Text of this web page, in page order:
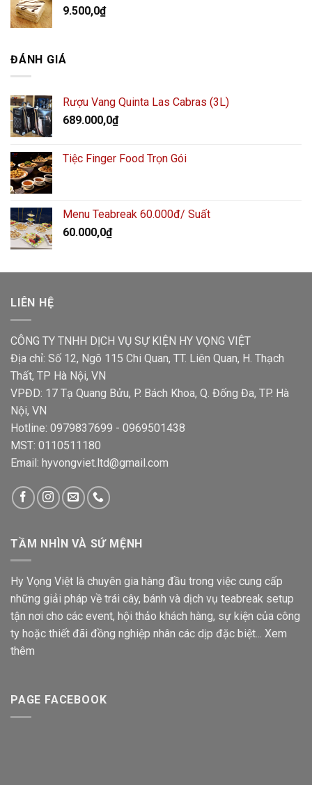
9.500,0₫
ĐÁNH GIÁ
Rượu Vang Quinta Las Cabras (3L)
689.000,0₫
Tiệc Finger Food Trọn Gói
Menu Teabreak 60.000đ/ Suất
60.000,0₫
LIÊN HỆ
CÔNG TY TNHH DỊCH VỤ SỰ KIỆN HY VỌNG VIỆT
Địa chỉ: Số 12, Ngõ 115 Chi Quan, TT. Liên Quan, H. Thạch
Thất, TP Hà Nội, VN
VPĐD: 17 Tạ Quang Bửu, P. Bách Khoa, Q. Đống Đa, TP. Hà
Nội, VN
Hotline: 0979837699 - 0969501438
MST: 0110511180
Email: hyvongviet.ltd@gmail.com
TẦM NHÌN VÀ SỨ MỆNH
Hy Vọng Việt là chuyên gia hàng đầu trong việc cung cấp
những giải pháp về trái cây, bánh và dịch vụ teabreak setup
tận nơi cho các event, hội thảo khách hàng, sự kiện của công
ty hoặc thiết đãi đồng nghiệp nhân các dịp đặc biệt... Xem
thêm
PAGE FACEBOOK